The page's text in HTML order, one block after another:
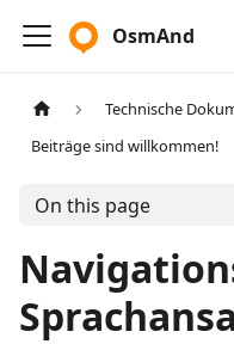
OsmAnd
Technische
Beiträge sind willkommen!
On this page